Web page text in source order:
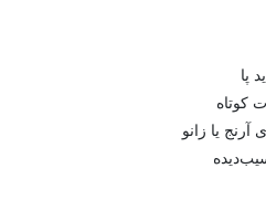
پا
کوتاه
یا زانو